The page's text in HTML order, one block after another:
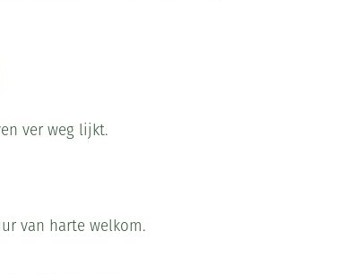
ver weg lijkt.
van harte welkom.